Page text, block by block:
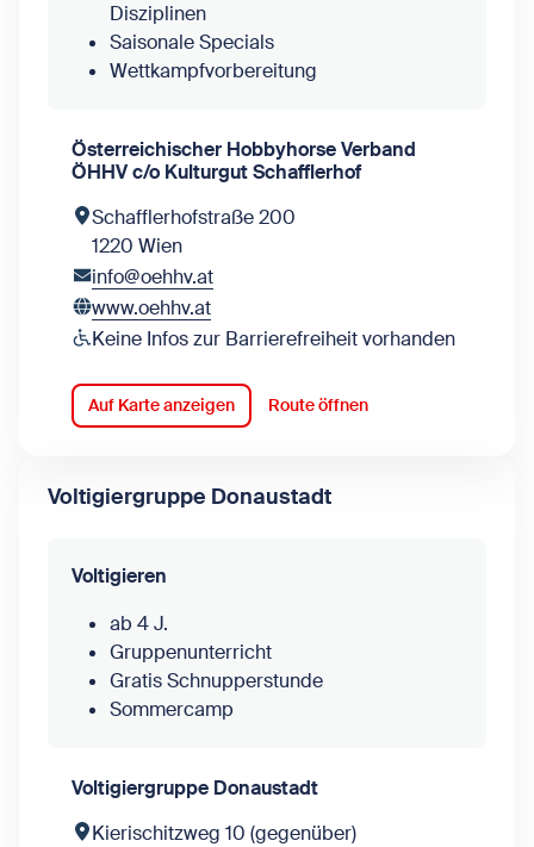
Disziplinen
Saisonale Specials
Wettkampfvorbereitung
Österreichischer Hobbyhorse Verband
ÖHHV c/o Kulturgut Schafflerhof
Schafflerhofstraße 200
1220 Wien
info@oehhv.at
www.oehhv.at
Keine Infos zur Barrierefreiheit vorhanden
Auf Karte anzeigen Route öffnen
Voltigiergruppe Donaustadt
Voltigieren
ab 4 J.
Gruppenunterricht
Gratis Schnupperstunde
Sommercamp
Voltigiergruppe Donaustadt
Kierischitzweg 10 (gegenüber)